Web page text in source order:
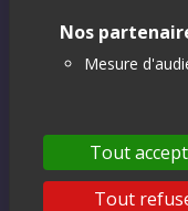
Nos
Mesure
Tout
Tout
En indiquant